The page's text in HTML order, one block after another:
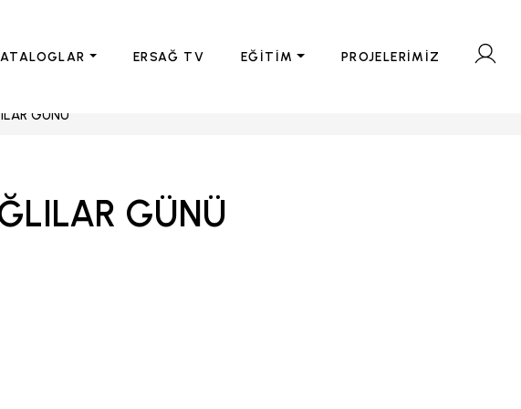
ERSAĞ TV EĞİTİM PROJELERİMİZ
GÜNÜ
GÜNÜ